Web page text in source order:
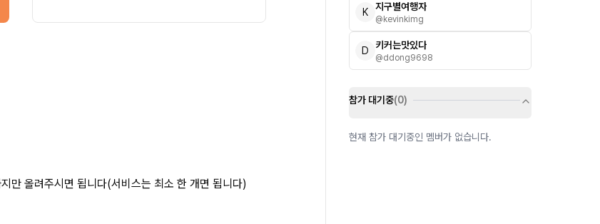
만 올려주시면 됩니다(서비스는 최소 한 개면 됩니다)
K 지구별여행자
@ kevinkimg
D 키커는맛있다
@ddong9698
참가 대기중(0)
현재 참가 대기중인 멤버가 없습니다.